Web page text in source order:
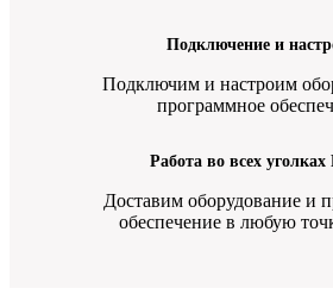
Подключение и
Подключим и настроим
программное
Работа во всех уголках
Доставим оборудование и
обеспечение в любую